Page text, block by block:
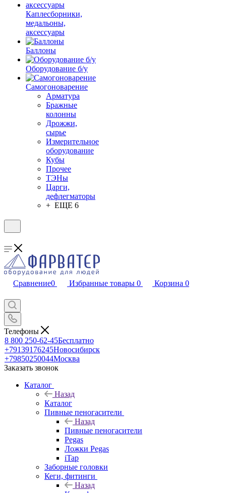
Каплесборники,
медальоны,
аксессуары
Баллоны
Оборудование б/у
Самогоноварение
Арматура
Бражные
колонны
Дрожжи,
сырье
Измерительное
оборудование
Кубы
Прочее
ТЭНы
Царги,
дефлегматоры
+ ЕЩЕ 6
Сравнение0 Избранные товары 0 Корзина 0
Телефоны
8 800 250-62-45Бесплатно
+79139176245Новосибирск
+79850250044Москва
Заказать звонок
Каталог
Назад
Каталог
Пивные пеногасители
Назад
Пивные пеногасители
Pegas
Ложки Pegas
iTap
Заборные головки
Кеги, фитинги
Назад